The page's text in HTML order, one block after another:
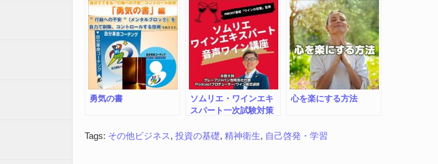
る気力
勇気の書
ソムリエ・ワインエキ
スパート一次試験対策
心を楽にする方法
Tags: その他ビジネス, 投資の基礎, 精神衛生, 自己啓発・学習